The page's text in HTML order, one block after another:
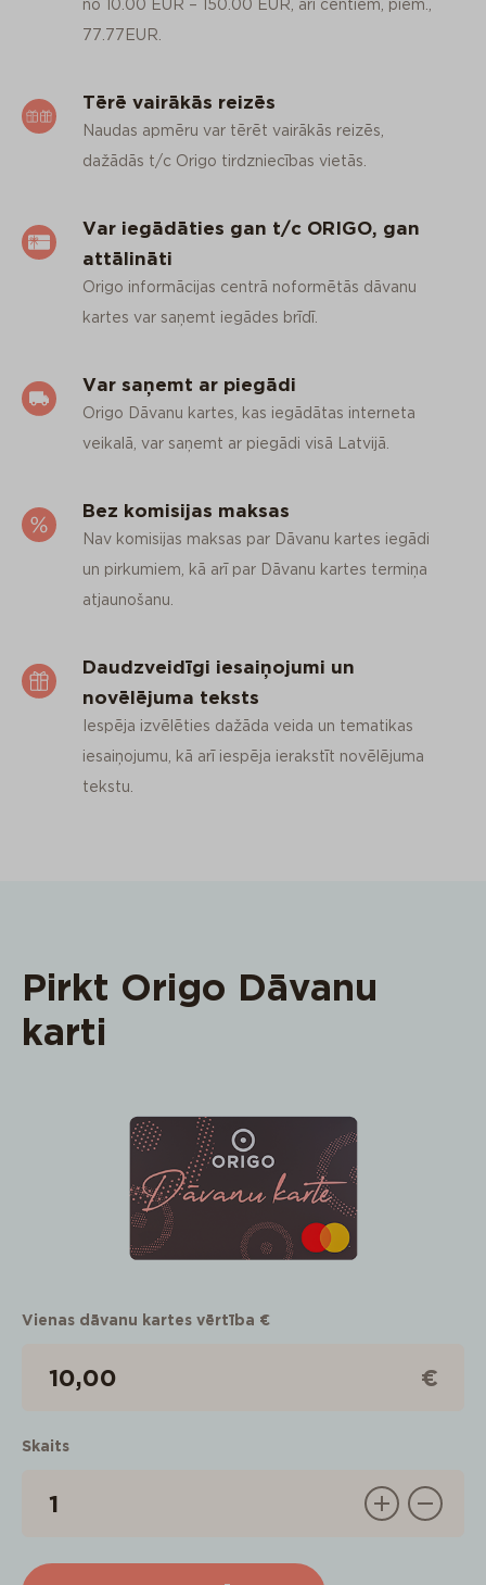
no 10.00 EUR – 150.00 EUR, arī centiem, piem.,
77.77EUR.
Tērē vairākās reizēs
Naudas apmēru var tērēt vairākās reizēs,
dažādās t/c Origo tirdzniecības vietās.
Var iegādāties gan t/c ORIGO, gan
attālināti
Origo informācijas centrā noformētās dāvanu
kartes var saņemt iegādes brīdī.
Var saņemt ar piegādi
Origo Dāvanu kartes, kas iegādātas interneta
veikalā, var saņemt ar piegādi visā Latvijā.
Bez komisijas maksas
Nav komisijas maksas par Dāvanu kartes iegādi
un pirkumiem, kā arī par Dāvanu kartes termiņa
atjaunošanu.
Daudzveidīgi iesaiņojumi un
novēlējuma teksts
Iespēja izvēlēties dažāda veida un tematikas
iesaiņojumu, kā arī iespēja ierakstīt novēlējuma
tekstu.
Pirkt Origo Dāvanu
karti
Vienas dāvanu kartes vērtība €
€
Skaits